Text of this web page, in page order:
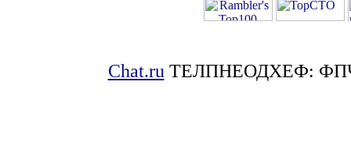
Chat.ru ТЕЛПНЕОДХЕФ: